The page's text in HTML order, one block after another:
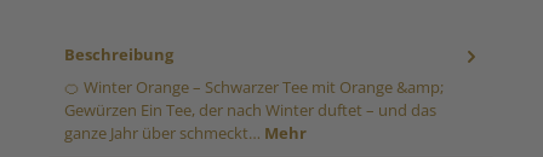
Beschreibung
🍊 Winter Orange – Schwarzer Tee mit Orange &amp;
Gewürzen Ein Tee, der nach Winter duftet – und das
ganze Jahr über schmeckt… Mehr